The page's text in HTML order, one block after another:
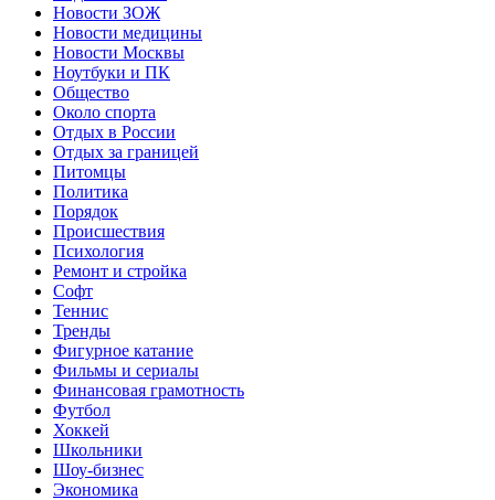
Новости ЗОЖ
Новости медицины
Новости Москвы
Ноутбуки и ПК
Общество
Около спорта
Отдых в России
Отдых за границей
Питомцы
Политика
Порядок
Происшествия
Психология
Ремонт и стройка
Софт
Теннис
Тренды
Фигурное катание
Фильмы и сериалы
Финансовая грамотность
Футбол
Хоккей
Школьники
Шоу-бизнес
Экономика